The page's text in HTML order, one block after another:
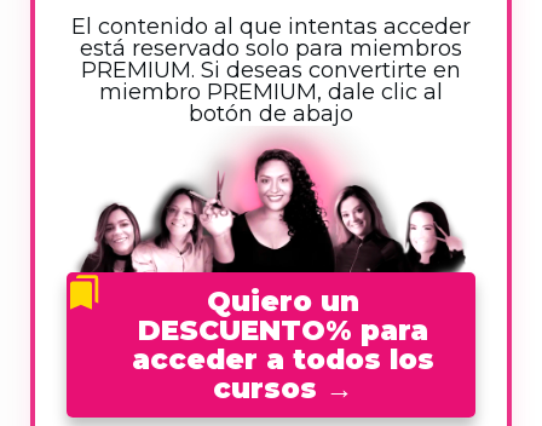
El contenido al que intentas acceder
está reservado solo para miembros
PREMIUM. Si deseas convertirte en
miembro PREMIUM, dale clic al
botón de abajo
Quiero un
DESCUENTO% para
acceder a todos los
cursos →